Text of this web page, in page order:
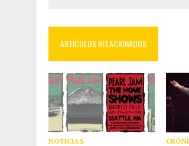
ARTÍCULOS RELACIONADOS
NOTICIAS